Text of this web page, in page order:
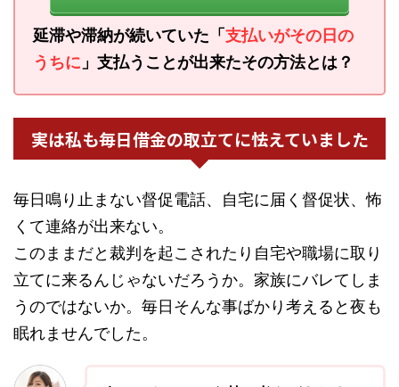
延滞や滞納が続いていた「 支払いがその日の
うちに 」支払うことが出来たその方法とは？
実は私も毎日借金の取立てに怯えていました
毎日鳴り止まない督促電話、自宅に届く督促状、怖
くて連絡が出来ない。
このままだと裁判を起こされたり自宅や職場に取り
立てに来るんじゃないだろうか。家族にバレてしま
うのではないか。毎日そんな事ばかり考えると夜も
眠れませんでした。